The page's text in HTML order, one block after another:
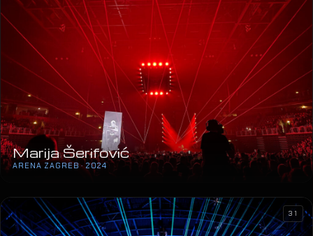
Marija Šerifović
ARENA ZAGREB · 2024
31